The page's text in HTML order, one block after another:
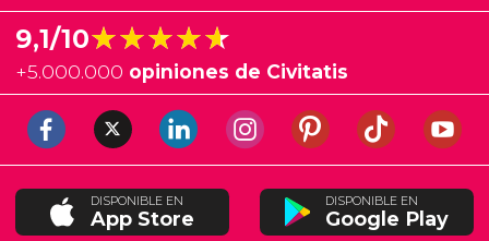
9,1/10★★★★★
★★★★★
+5.000.000 opiniones de Civitatis
DISPONIBLE EN
App Store
DISPONIBLE EN
Google Play